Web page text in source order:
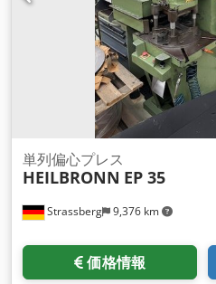
Strassberg 9,376 km
単列偏心プレス
HEILBRONN EP 35
価格情報